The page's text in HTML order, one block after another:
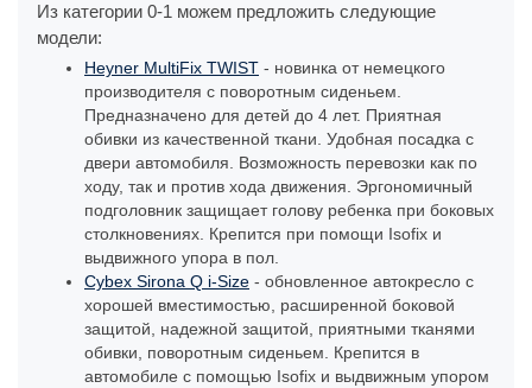
Из категории 0-1 можем предложить следующие
модели:
Heyner MultiFix TWIST - новинка от немецкого
производителя с поворотным сиденьем.
Предназначено для детей до 4 лет. Приятная
обивки из качественной ткани. Удобная посадка с
двери автомобиля. Возможность перевозки как по
ходу, так и против хода движения. Эргономичный
подголовник защищает голову ребенка при боковых
столкновениях. Крепится при помощи Isofix и
выдвижного упора в пол.
Cybex Sirona Q i-Size - обновленное автокресло с
хорошей вместимостью, расширенной боковой
защитой, надежной защитой, приятными тканями
обивки, поворотным сиденьем. Крепится в
автомобиле с помощью Isofix и выдвижным упором